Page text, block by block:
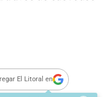
El Litoral en